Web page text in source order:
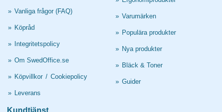
» Vanliga frågor (FAQ)
» Köpråd
» Integritetspolicy
» Om SwedOffice.se
» Köpvillkor / Cookiepolicy
» Leverans
» Varumärken
» Populära produkter
» Nya produkter
» Bläck & Toner
» Guider
Kundtjänst